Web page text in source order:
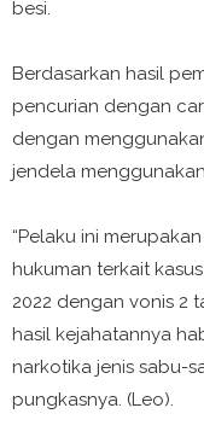
besi.
Berdasarkan hasil
pencurian dengan
dengan
jendela
“Pelaku ini
hukuman terkait
2022 dengan vonis 2
hasil kejahatannya
narkotika jenis sabu-
pungkasnya. (Leo).